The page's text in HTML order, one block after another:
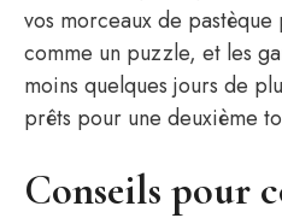
vos morceaux de
comme un puzzle, et les
moins quelques jours de
prêts pour une deuxième
Conseils pour